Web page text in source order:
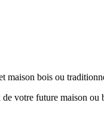
bois ou
votre future maison